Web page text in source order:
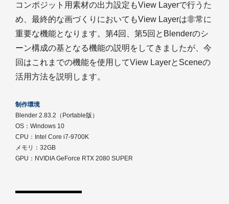
コンポジット用素材の出力設定もView Layerで行うた
め、最終的な画づくりにおいてもView Layerは非常に
重要な機能となります。第4回、第5回とBlenderのシ
ーン構成の基となる機能の説明をしてきましたが、今
回はこれまでの機能を使用してView LayerとSceneの
活用方法を説明します。
制作環境
Blender 2.83.2（Portable版）
OS：Windows 10
CPU：Intel Core i7-9700K
メモリ：32GB
GPU：NVIDIA GeForce RTX 2080 SUPER